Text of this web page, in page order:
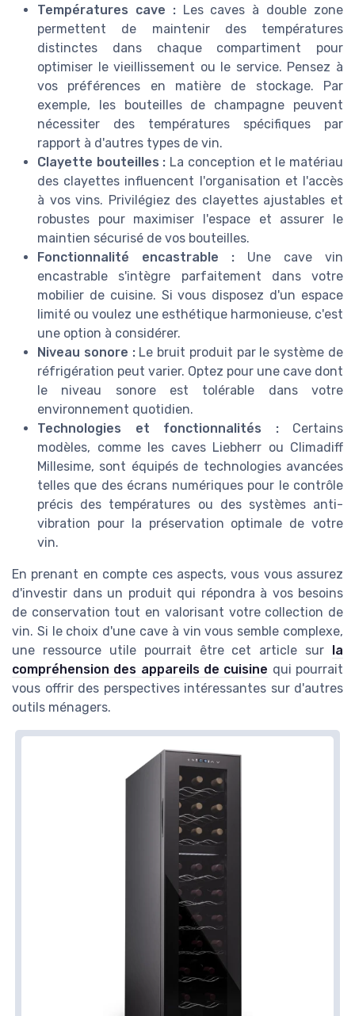
Températures cave :Les caves à double zone
permettent de maintenir des températures
distinctes dans chaque compartiment pour
optimiser le vieillissement ou le service. Pensez à
vos préférences en matière de stockage. Par
exemple, les bouteilles de champagne peuvent
nécessiter des températures spécifiques par
rapport à d'autres types de vin.
Clayette bouteilles : La conception et le matériau
des clayettes influencent l'organisation et l'accès
à vos vins. Privilégiez des clayettes ajustables et
robustes pour maximiser l'espace et assurer le
maintien sécurisé de vos bouteilles.
Fonctionnalité encastrable : Une cave vin
encastrable s'intègre parfaitement dans votre
mobilier de cuisine. Si vous disposez d'un espace
limité ou voulez une esthétique harmonieuse, c'est
une option à considérer.
Niveau sonore :Le bruit produit par le système de
réfrigération peut varier. Optez pour une cave dont
le niveau sonore est tolérable dans votre
environnement quotidien.
Technologies et fonctionnalités :Certains
modèles, comme les caves Liebherr ou Climadiff
Millesime, sont équipés de technologies avancées
telles que des écrans numériques pour le contrôle
précis des températures ou des systèmes anti-
vibration pour la préservation optimale de votre
vin.
En prenant en compte ces aspects, vous vous assurez
d'investir dans un produit qui répondra à vos besoins
de conservation tout en valorisant votre collection de
vin. Si le choix d'une cave à vin vous semble complexe,
une ressource utile pourrait être cet article sur
la
compréhension des appareils de cuisine qui pourrait
vous offrir des perspectives intéressantes sur d'autres
outils ménagers.